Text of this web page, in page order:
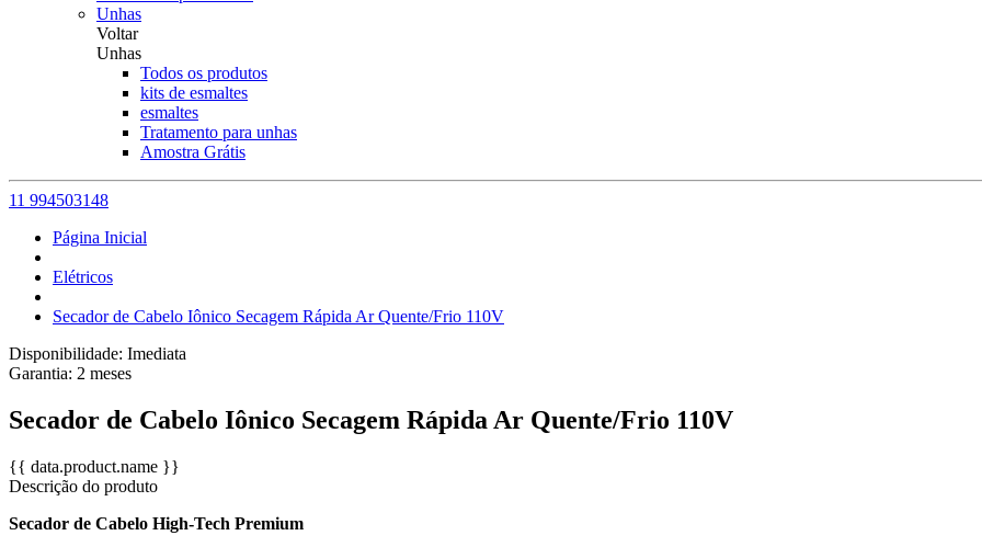
Unhas
Voltar
Unhas
Todos os produtos
kits de esmaltes
esmaltes
Tratamento para unhas
Amostra Grátis
11 994503148
Página Inicial
Elétricos
Secador de Cabelo Iônico Secagem Rápida Ar Quente/Frio 110V
Disponibilidade: Imediata
Garantia: 2 meses
Secador de Cabelo Iônico Secagem Rápida Ar Quente/Frio 110V
{{ data.product.name }}
Descrição do produto
Secador de Cabelo High-Tech Premium